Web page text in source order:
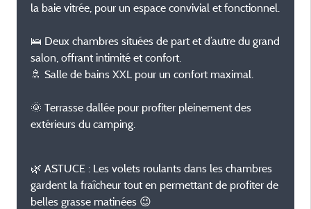
la baie vitrée, pour un espace convivial et fonctionnel.
🛌 Deux chambres situées de part et d’autre du grand
salon, offrant intimité et confort.
🚿 Salle de bains XXL pour un confort maximal.
🌞 Terrasse dallée pour profiter pleinement des
extérieurs du camping.
🌿 ASTUCE : Les volets roulants dans les chambres
gardent la fraîcheur tout en permettant de profiter de
belles grasse matinées 😉